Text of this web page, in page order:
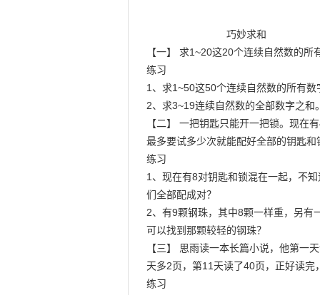
                            巧妙求和
【一】 求1~20这20个连续自然数的所
练习
1、求1~50这50个连续自然数的所有数
2、求3~19连续自然数的全部数字之和
【二】 一把钥匙只能开一把锁。现在
最多要试多少次就能配好全部的钥匙和
练习
1、现在有8对钥匙和锁混在一起，不
们全部配成对？
2、有9颗钢珠，其中8颗一样重，另有
可以找到那颗较轻的钢珠？
【三】 思雨读一本长篇小说，他第一
天多2页，第11天读了40页，正好读完
练习